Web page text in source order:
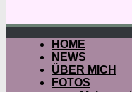
HOME
NEWS
ÜBER MICH
FOTOS